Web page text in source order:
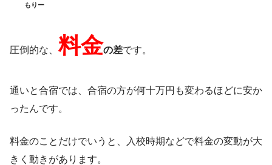
もりー
圧倒的な、 料金の差です。
通いと合宿では、合宿の方が何十万円も変わるほどに安か
ったんです。
料金のことだけでいうと、入校時期などで料金の変動が大
きく動きがあります。